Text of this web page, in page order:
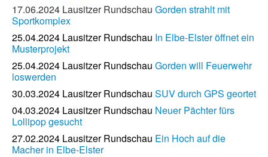
17.06.2024 Lausitzer Rundschau Gorden strahlt mit
Sportkomplex
25.04.2024 Lausitzer Rundschau In Elbe-Elster öffnet ein
Musterprojekt
25.04.2024 Lausitzer Rundschau Gorden will Feuerwehr
loswerden
30.03.2024 Lausitzer Rundschau SUV durch GPS geortet
04.03.2024 Lausitzer Rundschau Neuer Pächter fürs
Lollipop gesucht
27.02.2024 Lausitzer Rundschau Ein Hoch auf die
Macher in Elbe-Elster